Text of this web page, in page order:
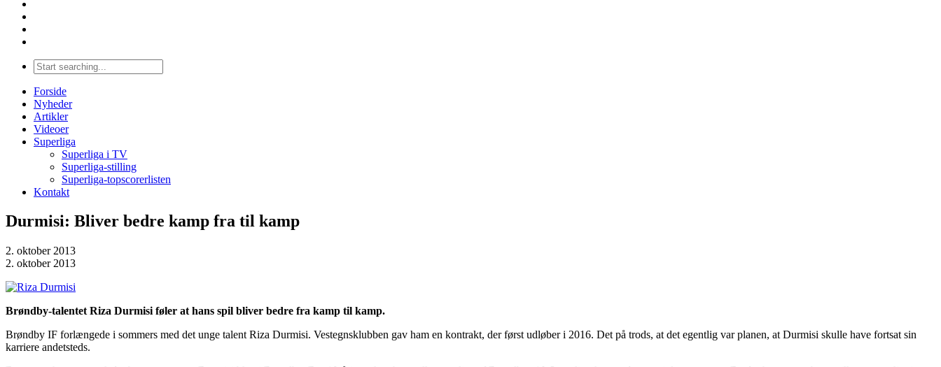
Forside
Nyheder
Artikler
Videoer
Superliga
Superliga i TV
Superliga-stilling
Superliga-topscorerlisten
Kontakt
Durmisi: Bliver bedre kamp fra til kamp
2. oktober 2013
2. oktober 2013
Brøndby-talentet Riza Durmisi føler at hans spil bliver bedre fra kamp til kamp.
Brøndby IF forlængede i sommers med det unge talent Riza Durmisi. Vestegnsklubben gav ham en kontrakt, der først udløber i 2016. Det på trods, at det egentlig var planen, at Durmisi skulle have fortsat sin
karriere andetsteds.